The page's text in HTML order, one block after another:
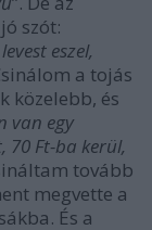
szót:
eszel,
a tojás
közelebb, és
van egy
70 Ft-ba kerül,
tovább
megvette a
És a